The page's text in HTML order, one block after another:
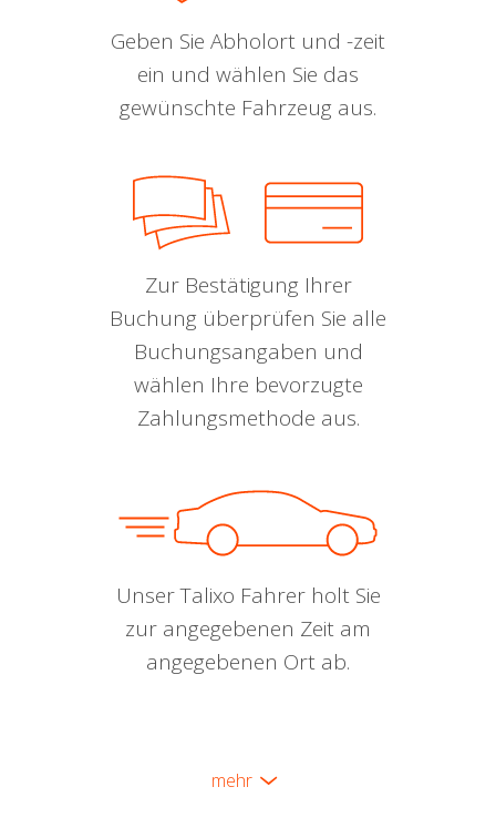
Geben Sie Abholort und -zeit
ein und wählen Sie das
gewünschte Fahrzeug aus.
Zur Bestätigung Ihrer
Buchung überprüfen Sie alle
Buchungsangaben und
wählen Ihre bevorzugte
Zahlungsmethode aus.
Unser Talixo Fahrer holt Sie
zur angegebenen Zeit am
angegebenen Ort ab.
mehr